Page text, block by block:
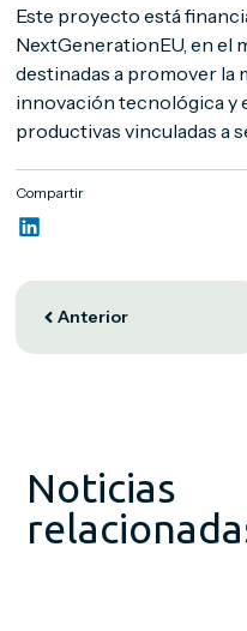
Este proyecto está
NextGenerationEU, en el
destinadas a promover la
innovación tecnológica y
productivas vinculadas a
Compartir
Anterior
Noticias